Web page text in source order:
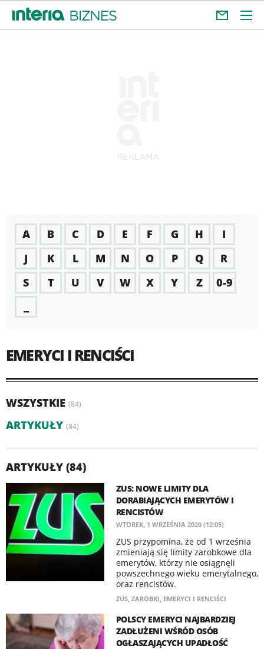
A B C D E F G H
I
J
K L M N O P Q
R
S
T U V W X Y Z
0-9
EMERYCI I RENCIŚCI
WSZYSTKIE (84)
ARTYKUŁY (84)
ARTYKUŁY (84)
ZUS: NOWE LIMITY DLA
DORABIAJĄCYCH EMERYTÓW I
RENCISTÓW
WTOREK, 1 WRZEŚNIA 2020 (12:05)
ZUS przypomina, że od 1 września
zmieniają się limity zarobkowe dla
emerytów, którzy nie osiągnęli
powszechnego wieku emerytalnego,
oraz rencistów.
ZUS, ZAROBKI, EMERYCI I RENCIŚCI
POLSCY EMERYCI NAJBARDZIEJ
ZADŁUŻENI WŚRÓD OSÓB
OGŁASZAJĄCYCH UPADŁOŚĆ